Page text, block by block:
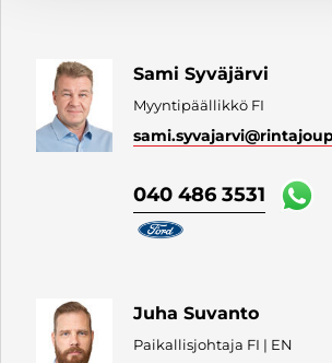
Sami Syväjärvi
Myyntipäällikkö FI
sami.syvajarvi
040 486 3531
Juha Suvanto
Paikallisjohtaja FI | EN